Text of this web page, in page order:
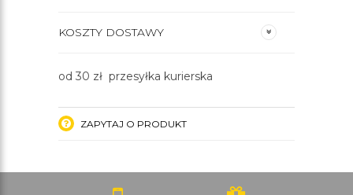
KOSZTY DOSTAWY
od 30 zł przesyłka kurierska
ZAPYTAJ O PRODUKT